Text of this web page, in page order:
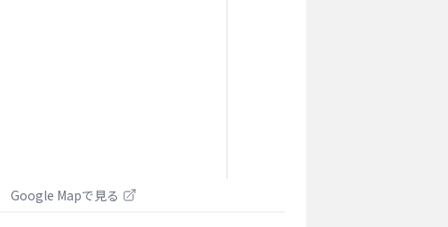
Google Mapで見る